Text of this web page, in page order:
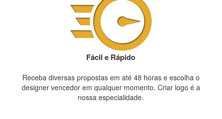
Fácil e Rápido
Receba diversas propostas em até 48 horas e escolha o
designer vencedor em qualquer momento. Criar logo é a
nossa especialidade.